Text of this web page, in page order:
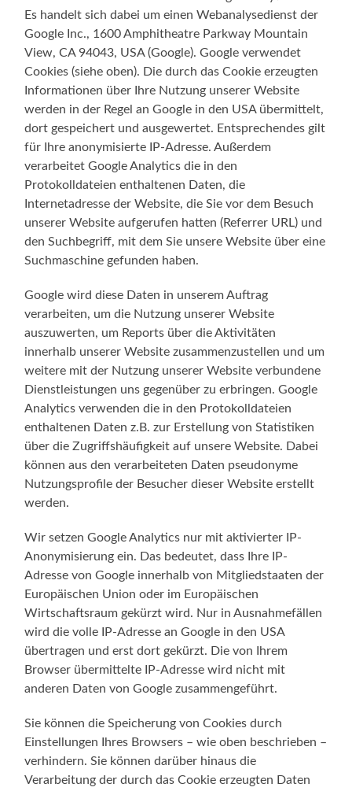
Es handelt sich dabei um einen Webanalysedienst der
Google Inc., 1600 Amphitheatre Parkway Mountain
View, CA 94043, USA (Google). Google verwendet
Cookies (siehe oben). Die durch das Cookie erzeugten
Informationen über Ihre Nutzung unserer Website
werden in der Regel an Google in den USA übermittelt,
dort gespeichert und ausgewertet. Entsprechendes gilt
für Ihre anonymisierte IP-Adresse. Außerdem
verarbeitet Google Analytics die in den
Protokolldateien enthaltenen Daten, die
Internetadresse der Website, die Sie vor dem Besuch
unserer Website aufgerufen hatten (Referrer URL) und
den Suchbegriff, mit dem Sie unsere Website über eine
Suchmaschine gefunden haben.
Google wird diese Daten in unserem Auftrag
verarbeiten, um die Nutzung unserer Website
auszuwerten, um Reports über die Aktivitäten
innerhalb unserer Website zusammenzustellen und um
weitere mit der Nutzung unserer Website verbundene
Dienstleistungen uns gegenüber zu erbringen. Google
Analytics verwenden die in den Protokolldateien
enthaltenen Daten z.B. zur Erstellung von Statistiken
über die Zugriffshäufigkeit auf unsere Website. Dabei
können aus den verarbeiteten Daten pseudonyme
Nutzungsprofile der Besucher dieser Website erstellt
werden.
Wir setzen Google Analytics nur mit aktivierter IP-
Anonymisierung ein. Das bedeutet, dass Ihre IP-
Adresse von Google innerhalb von Mitgliedstaaten der
Europäischen Union oder im Europäischen
Wirtschaftsraum gekürzt wird. Nur in Ausnahmefällen
wird die volle IP-Adresse an Google in den USA
übertragen und erst dort gekürzt. Die von Ihrem
Browser übermittelte IP-Adresse wird nicht mit
anderen Daten von Google zusammengeführt.
Sie können die Speicherung von Cookies durch
Einstellungen Ihres Browsers – wie oben beschrieben –
verhindern. Sie können darüber hinaus die
Verarbeitung der durch das Cookie erzeugten Daten